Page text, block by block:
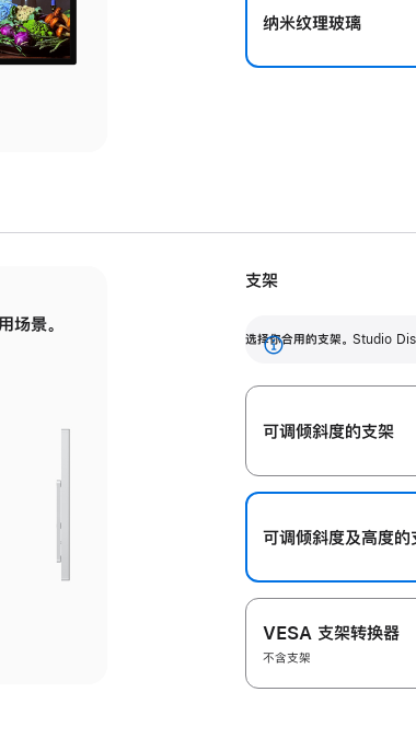
纳米纹理玻璃
场景。
调节范围。
支架
选择你合用的支架。 Studio
展
开
可调倾斜度的支架
可调倾斜度及高‍度的
VESA 支架转换器
不含支架